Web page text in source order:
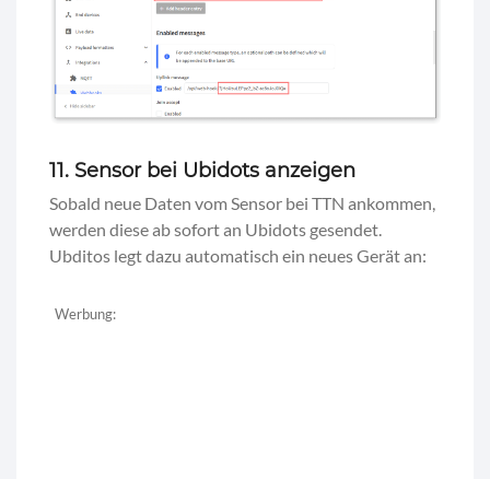
11. Sensor bei Ubidots anzeigen
Sobald neue Daten vom Sensor bei TTN ankommen,
werden diese ab sofort an Ubidots gesendet.
Ubditos legt dazu automatisch ein neues Gerät an:
Werbung: